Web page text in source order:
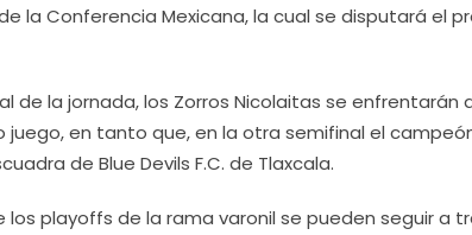
la Conferencia Mexicana, la cual se disputará el
de la jornada, los Zorros Nicolaitas se enfrentarán
juego, en tanto que, en la otra semifinal el
de Blue Devils F.C. de Tlaxcala.
los playoffs de la rama varonil se pueden seguir a